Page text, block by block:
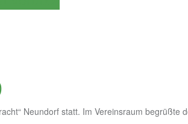
Neundorf statt. Im Vereinsraum